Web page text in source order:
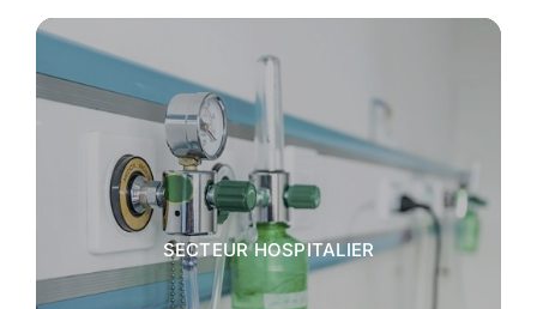
SECTEUR HOSPITALIER